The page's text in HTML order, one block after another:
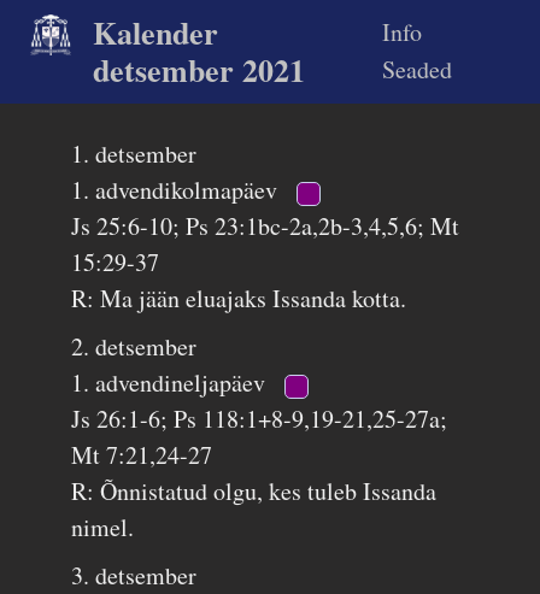
Kalender
detsember 2021
Info
Seaded
1. detsember
1. advendikolmapäev
Js 25:6-10; Ps 23:1bc-2a,2b-3,4,5,6; Mt
15:29-37
R: Ma jään eluajaks Issanda kotta.
2. detsember
1. advendineljapäev
Js 26:1-6; Ps 118:1+8-9,19-21,25-27a;
Mt 7:21,24-27
R: Õnnistatud olgu, kes tuleb Issanda
nimel.
3. detsember